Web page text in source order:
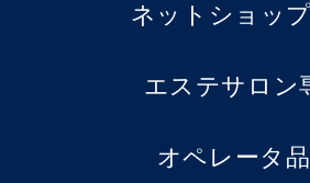
ネットショッ
エステサロン
オペレータ